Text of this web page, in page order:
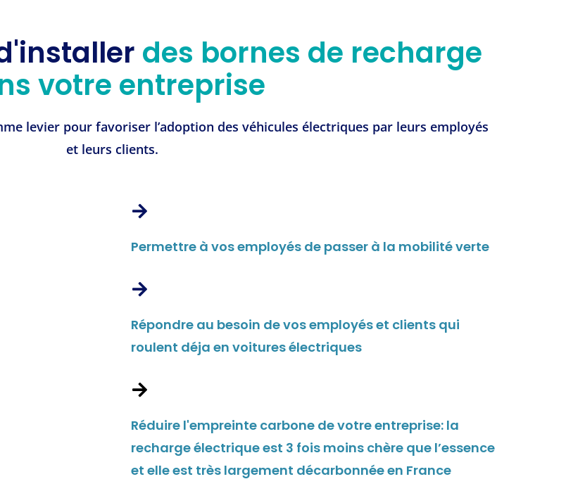
des bornes de recharge
votre entreprise
levier pour favoriser l’adoption des véhicules électriques par leurs employés
et leurs clients.
Permettre à vos employés de passer à la mobilité verte
Répondre au besoin de vos employés et clients qui
roulent déja en voitures électriques
Réduire l'empreinte carbone de votre entreprise: la
recharge électrique est 3 fois moins chère que l’essence
et elle est très largement décarbonnée en France